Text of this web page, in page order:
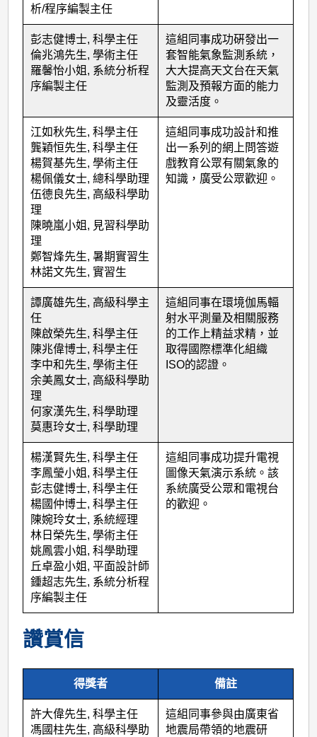
析/程序編製主任
彭志健博士, 科學主任
倫兆鴻先生, 學術主任
羅馨怡小姐, 系統分析程
序編製主任
這組同事成功硏發出一
套智能氣象監測系統，
大大提高天文台在天氣
監測及預報方面的能力
及靈活度。
江如秋先生, 科學主任
龔穎恒先生, 科學主任
楊賀基先生, 學術主任
楊佩儀女士, 總科學助理
伍德良先生, 高級科學助
理
陳曉嵐小姐, 見習科學助
理
鄭智烽先生, 暑期實習生
林諾文先生, 實習生
這組同事成功設計和推
出一系列的網上問答遊
戲教育公眾有關氣象的
知識，廣受公眾歡迎。
譚廣雄先生, 高級科學主
任
陳啟榮先生, 科學主任
陳兆偉博士, 科學主任
李中和先生, 學術主任
余美鳳女士, 高級科學助
理
何家漢先生, 科學助理
莫惠玲女士, 科學助理
這組同事在環境伽馬輻
射水平測量及相關服務
的工作上精益求精，並
取得國際標準化組織
ISO的認證。
楊漢賢先生, 科學主任
李鳳瑩小姐, 科學主任
彭志健博士, 科學主任
楊國仲博士, 科學主任
陳婉玲女士, 系統經理
林日榮先生, 學術主任
姚鳳雲小姐, 科學助理
丘卓盈小姐, 平面設計師
鍾超志先生, 系統分析程
序編製主任
這組同事成功提升電視
圖像天氣演示系統。該
系統廣受公眾和電視台
的歡迎。
讚賞信
得獎者 備註
許大偉先生, 科學主任
馮國柱先生, 高級科學助
這組同事參與由廣東省
地震局帶領的地震研